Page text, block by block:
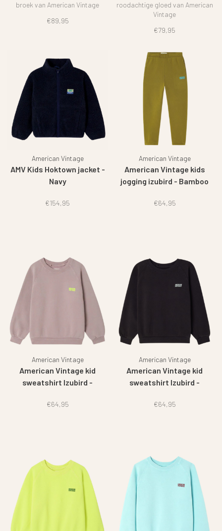
broek van American Vintage
€89,95
roodachtige gloed van American
Vintage
€79,95
American Vintage
AMV Kids Hoktown jacket -
Navy
€154,95
American Vintage
American Vintage kids
jogging izubird - Bamboo
€64,95
American Vintage
American Vintage kid
sweatshirt Izubird -
€64,95
American Vintage
American Vintage kid
sweatshirt Izubird -
€64,95